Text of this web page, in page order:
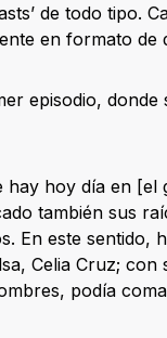
de todo tipo.
en formato de
episodio,
hay hoy día en [el
también sus
En este sentido,
Celia Cruz; con
podía